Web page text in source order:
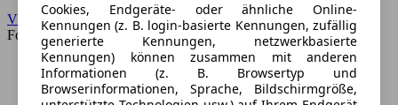
VW
Forum
Cookies, Endgeräte- oder ähnliche Online-
Kennungen (z. B. login-basierte Kennungen, zufällig
generierte Kennungen, netzwerkbasierte
Kennungen) können zusammen mit anderen
Informationen (z. B. Browsertyp und
Browserinformationen, Sprache, Bildschirmgröße,